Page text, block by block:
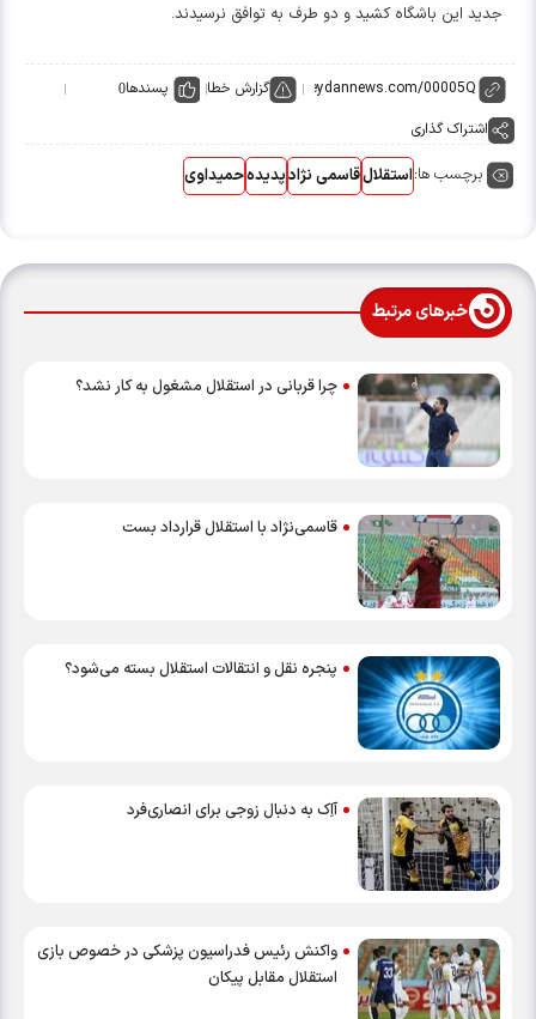
جدید این باشگاه کشید و دو طرف به توافق نرسیدند.
گزارش خطا پسندها0
اشتراک گذاری
برچسب ها:استقلالقاسمی نژادپدیدهحمیداوی
خبرهای مرتبط
چرا قربانی در استقلال مشغول به کار نشد؟
قاسمی‌نژاد با استقلال قرارداد بست
پنجره نقل و انتقالات استقلال بسته می‌شود؟
آاِک به دنبال زوجی برای انصاری‌فرد
واکنش رئیس فدراسیون پزشکی در خصوص بازی
استقلال مقابل پیکان